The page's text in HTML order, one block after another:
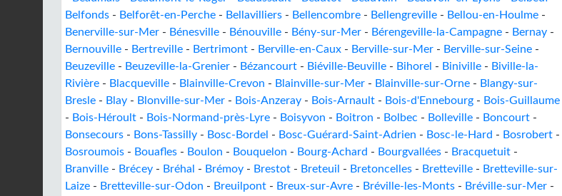
Belfonds - Belforêt-en-Perche - Bellavilliers - Bellencombre - Bellengreville - Bellou-en-Houlme -
Benerville-sur-Mer - Bénesville - Bénouville - Bény-sur-Mer - Bérengeville-la-Campagne - Bernay -
Bernouville - Bertreville - Bertrimont - Berville-en-Caux - Berville-sur-Mer - Berville-sur-Seine -
Beuzeville - Beuzeville-la-Grenier - Bézancourt - Biéville-Beuville - Bihorel - Biniville - Biville-la-
Rivière - Blacqueville - Blainville-Crevon - Blainville-sur-Mer - Blainville-sur-Orne - Blangy-sur-
Bresle - Blay - Blonville-sur-Mer - Bois-Anzeray - Bois-Arnault - Bois-d'Ennebourg - Bois-Guillaume
- Bois-Héroult - Bois-Normand-près-Lyre - Boisyvon - Boitron - Bolbec - Bolleville - Boncourt -
Bonsecours - Bons-Tassilly - Bosc-Bordel - Bosc-Guérard-Saint-Adrien - Bosc-le-Hard - Bosrobert -
Bosroumois - Bouafles - Boulon - Bouquelon - Bourg-Achard - Bourgvallées - Bracquetuit -
Branville - Brécey - Bréhal - Brémoy - Brestot - Breteuil - Bretoncelles - Bretteville - Bretteville-sur-
Laize - Bretteville-sur-Odon - Breuilpont - Breux-sur-Avre - Bréville-les-Monts - Bréville-sur-Mer -